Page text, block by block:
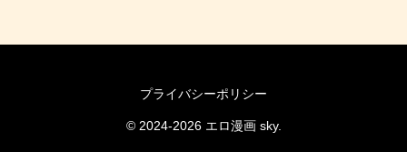
プライバシーポリシー
© 2024-2026 エロ漫画 sky.